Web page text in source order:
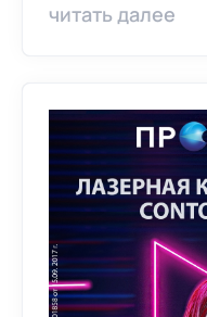
читать далее